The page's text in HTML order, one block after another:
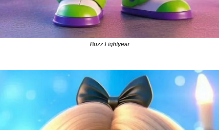
Buzz Lightyear